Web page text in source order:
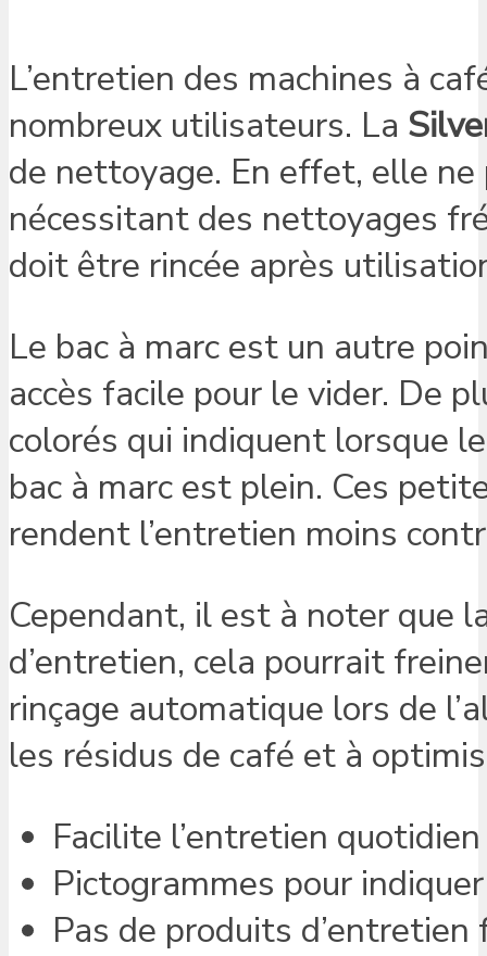
L’entretien des machines à
nombreux utilisateurs. La
de nettoyage. En effet, elle
nécessitant des nettoyages
doit être rincée après
Le bac à marc est un autre
accès facile pour le vider. De
colorés qui indiquent lorsque
bac à marc est plein. Ces
rendent l’entretien moins
Cependant, il est à noter que
d’entretien, cela pourrait
rinçage automatique lors de
les résidus de café et à
Facilite l’entretien
Pictogrammes pour
Pas de produits